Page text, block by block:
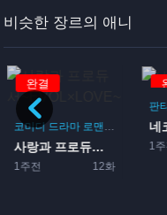
비슷한 장르의 애니
아이돌
판타지 드라마
네코파라
1주전